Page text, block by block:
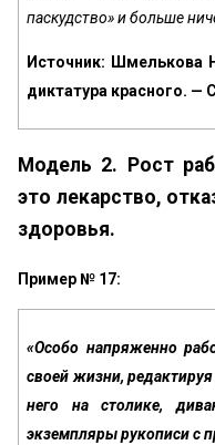
пас­кудство» и больше
Источник: Шмелькова
диктатура красного. —
Модель 2. Рост
это лекарство,
здоровья.
Пример № 17:
«Особо напряженно
своей жизни,
него на столике,
экземпляры рукописи с